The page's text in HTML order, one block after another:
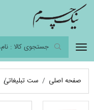
صفحه اصلی ست تبلیغاتی